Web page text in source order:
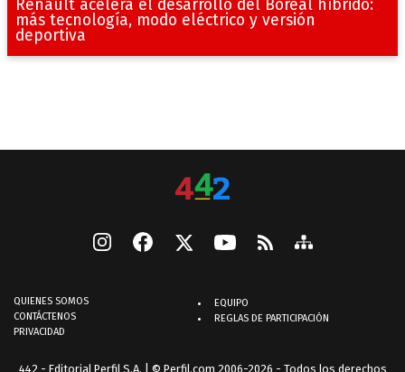
Renault acelera el desarrollo del Boreal híbrido:
más tecnología, modo eléctrico y versión
deportiva
QUIENES SOMOS
CONTÁCTENOS
PRIVACIDAD
EQUIPO
REGLAS DE PARTICIPACIÓN
442 - Editorial Perfil S.A. | © Perfil.com 2006-2026 - Todos los derechos